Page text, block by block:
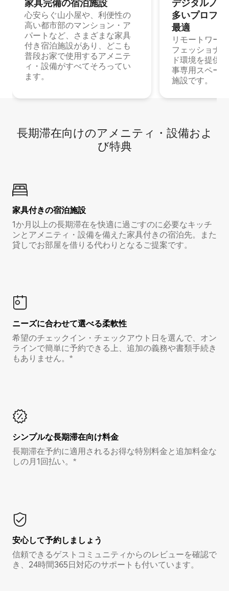
家具完備の宿⁠泊⁠施⁠設
心安らぐ山小屋や、利便性の
高い都市部のマンション・ア
パートなど、さまざまな家具
付き宿泊施設があり、どこも
普段お家で使用するアメニテ
ィ・設備がすべてそろってい
ます。
デジタルノ
多⁠いプ⁠ロ⁠フ⁠
最⁠適
リモートワー
フェッショナ
ド環境を提供
事専用スペー
施設です。
長期滞在向け⁠のア⁠メ⁠ニ⁠テ⁠ィ⁠・設⁠備⁠およ
び特⁠典
家具付き⁠の宿⁠泊⁠施⁠設
1か月以上の長期滞在を快適に過ごすのに必要なキッチ
ンとアメニティ・設備を備えた家具付きの宿泊先。また
貸しでお部屋を借りる代わりとなるご提案です。
ニーズに合わせて選べる柔軟性
希望のチェックイン・チェックアウト日を選んで、オン
ラインで簡単に予約できる上、追加の義務や書類手続き
もありません。*
シンプルな長期滞在向け料金
長期滞在予約に適用されるお得な特別料金と追加料金な
しの月1回払い。*
安心して予約しましょう
信頼できるゲストコミュニティからのレビューを確認で
き、24時間365日対応のサポートも付いています。